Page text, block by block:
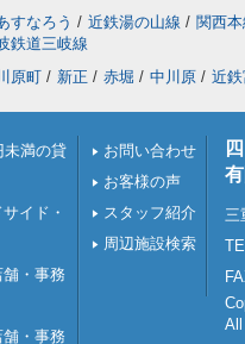
すなろう / 近鉄湯の山線 / 関西本
鉄道三岐線
原町 / 新正 / 赤堀 / 中川原 / 近鉄
未満の貸
イド・
・事務
・事務
お問い合わせ
お客様の声
スタッフ紹介
周辺施設検索
三
All